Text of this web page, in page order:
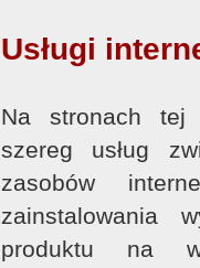
Usługi
Na stronach tej
szereg usług
zasobów
zainstalowania
produktu na